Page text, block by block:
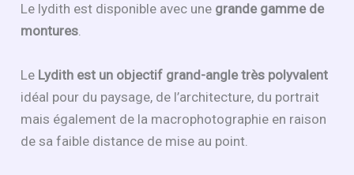
Le lydith est disponible avec une grande gamme de
montures.
Le Lydith est un objectif grand-angle très polyvalent
idéal pour du paysage, de l’architecture, du portrait
mais également de la macrophotographie en raison
de sa faible distance de mise au point.